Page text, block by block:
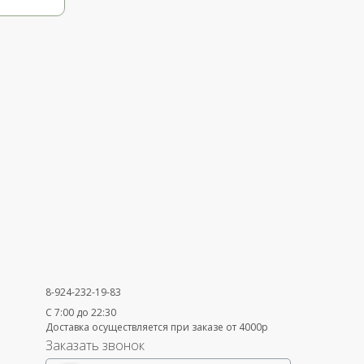
8-924-232-19-83
С 7:00 до 22:30
Доставка осуществляется при заказе от 4000р
Заказать звонок